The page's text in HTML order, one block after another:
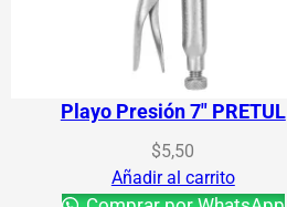
Playo Presión 7″ PRETUL
$5,50
Añadir al carrito